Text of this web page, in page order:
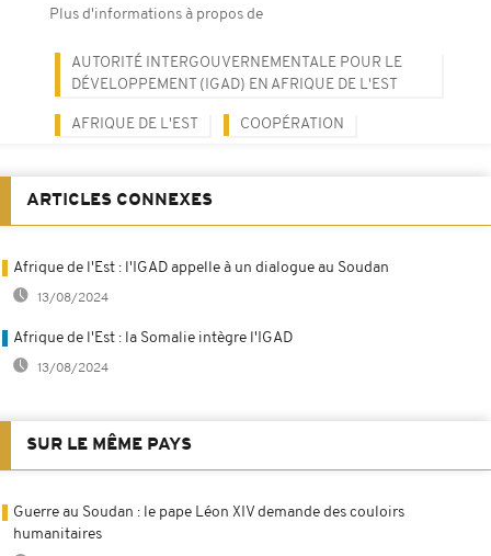
Plus d'informations à propos de
AUTORITÉ INTERGOUVERNEMENTALE POUR LE
DÉVELOPPEMENT (IGAD) EN AFRIQUE DE L'EST
AFRIQUE DE L'EST COOPÉRATION
ARTICLES CONNEXES
Afrique de l'Est : l'IGAD appelle à un dialogue au Soudan
13/08/2024
Afrique de l'Est : la Somalie intègre l'IGAD
13/08/2024
SUR LE MÊME PAYS
Guerre au Soudan : le pape Léon XIV demande des couloirs
humanitaires